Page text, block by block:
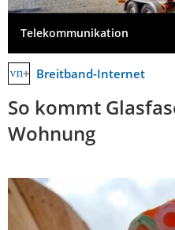
Telekommunikation
Breitband-Internet
So kommt
Wohnung